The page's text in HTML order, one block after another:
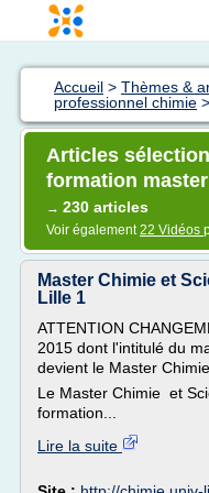
Accueil > Thèmes &
professionnel chimie >
Articles
formation
→ 230 articles
Voir également22 Vidéos
Master Chimie et
Lille 1
ATTENTION
2015 dont l'intitulé du
devient le Master
Le Master Chimie et
formation...
Lire la suite